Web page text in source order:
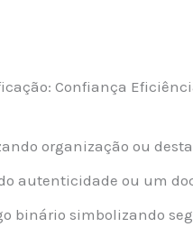
Confiança
organização ou
autenticidade ou um
binário simbolizando